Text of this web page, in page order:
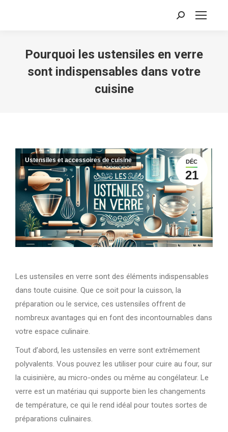
Recherche
Pourquoi les ustensiles en verre
sont indispensables dans votre
cuisine
DÉC
21
Ustensiles et accessoires de cuisine
Les ustensiles en verre sont des éléments indispensables
dans toute cuisine. Que ce soit pour la cuisson, la
préparation ou le service, ces ustensiles offrent de
nombreux avantages qui en font des incontournables dans
votre espace culinaire.
Tout d’abord, les ustensiles en verre sont extrêmement
polyvalents. Vous pouvez les utiliser pour cuire au four, sur
la cuisinière, au micro-ondes ou même au congélateur. Le
verre est un matériau qui supporte bien les changements
de température, ce qui le rend idéal pour toutes sortes de
préparations culinaires.